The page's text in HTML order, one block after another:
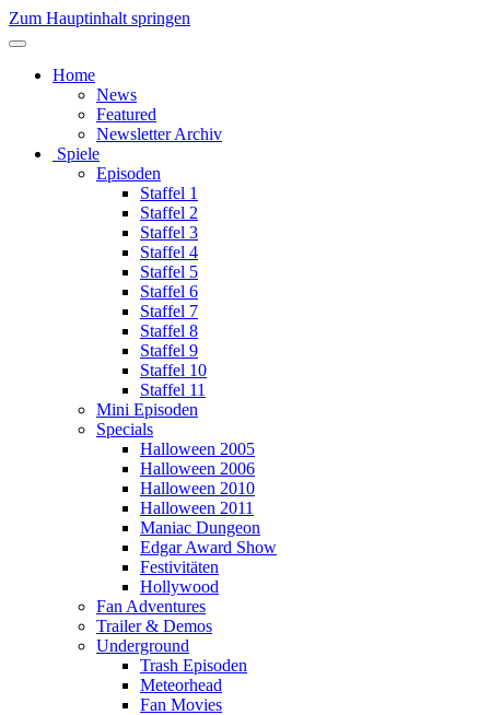
Zum Hauptinhalt springen
Home
News
Featured
Newsletter Archiv
Spiele
Episoden
Staffel 1
Staffel 2
Staffel 3
Staffel 4
Staffel 5
Staffel 6
Staffel 7
Staffel 8
Staffel 9
Staffel 10
Staffel 11
Mini Episoden
Specials
Halloween 2005
Halloween 2006
Halloween 2010
Halloween 2011
Maniac Dungeon
Edgar Award Show
Festivitäten
Hollywood
Fan Adventures
Trailer & Demos
Underground
Trash Episoden
Meteorhead
Fan Movies